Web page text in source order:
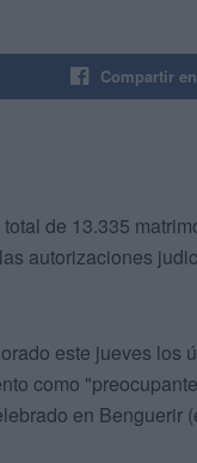
Compartir
de 13.335
autorizaciones
este jueves los
como
en Benguerir